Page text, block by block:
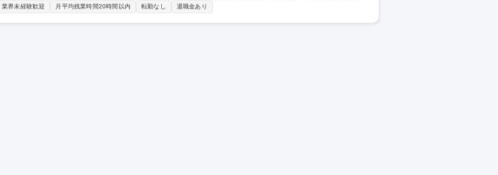
す。 ■コンベヤをはじめとした自動化設備の営業提案。既存顧客との関係維持・拡大営業 ■物流・製造業の企業に
業界未経験歓迎 月平均残業時間20時間以内 転勤なし 退職金あり